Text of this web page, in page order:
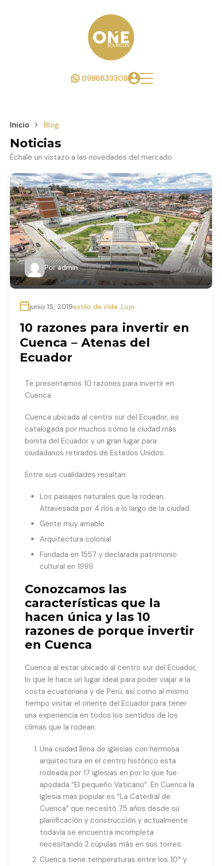
0996633308
Inicio Blog
Noticias
Échale un vistazo a las novedades del mercado
Por admin
junio 15, 2019estilo de vida, Lujo
10 razones para invertir en
Cuenca – Atenas del
Ecuador
Te presentamos 10 razones para invertir en
Cuenca
Cuenca ubicada al centro sur del Ecuador, es
catalogada por muchos como la ciudad más
bonita del Ecuador y un gran lugar para
ciudadanos retirados de Estados Unidos.
Entre sus cualidades resaltan:
Los paisajes naturales que la rodean.
Atravesada por 4 ríos a lo largo de la ciudad.
Gente muy amable
Arquitectura colonial
Fundada en 1557 y declarada patrimonio
cultural en 1999
Conozcamos las
características que la
hacen única y las 10
razones de porque invertir
en Cuenca
Cuenca al estar ubicado al centro sur del Ecuador,
lo que le hace un lugar ideal para poder viajar a la
costa ecuatoriana y de Perú, así como al mismo
tiempo visitar el oriente del Ecuador para tener
una experiencia en todos los sentidos de los
climas que la rodean.
Una ciudad llena de iglesias con hermosa
arquitectura en el centro histórico esta
rodeada por 17 iglesias en por lo que fue
apodada “El pequeño Vaticano”. En Cuenca la
Iglesia mas popular es “La Catedral de
Cuenca” que necesitó 75 años desde su
planificación y construcción y actualmente
todavía se encuentra incompleta
necesitando 2 cúpulas más en sus torres.
Cuenca tiene temperaturas entre los 10° y